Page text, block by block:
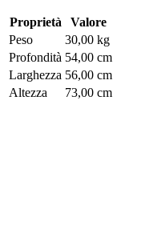
Proprietà
Valore
Peso
30,00 kg
Profondità 54,00 cm
Larghezza 56,00 cm
Altezza
73,00 cm